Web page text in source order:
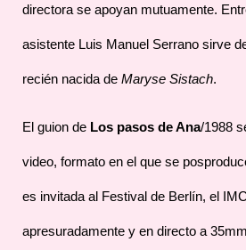
directora se apoyan mutuamente.
asistente Luis Manuel Serrano sirve
recién nacida de Maryse Sistach.
El guion de Los pasos de Ana/1988
video, formato en el que se
es invitada al Festival de Berlín, el
apresuradamente y en directo a